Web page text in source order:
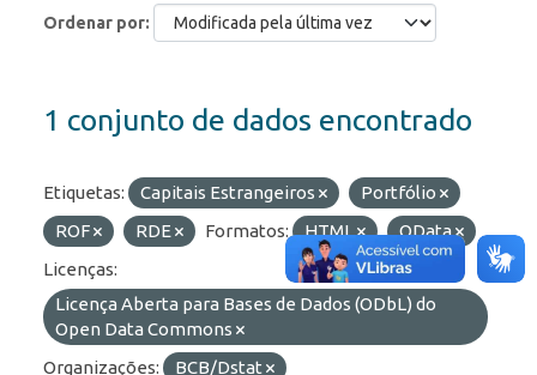
Ordenar por
1 conjunto de dados encontrado
Etiquetas: Capitais Estrangeiros
Portfólio
ROF
RDE Formatos: HTML
OData
Licenças:
Licença Aberta para Bases de Dados (ODbL) do
Open Data Commons
Organizações:
BCB/Dstat